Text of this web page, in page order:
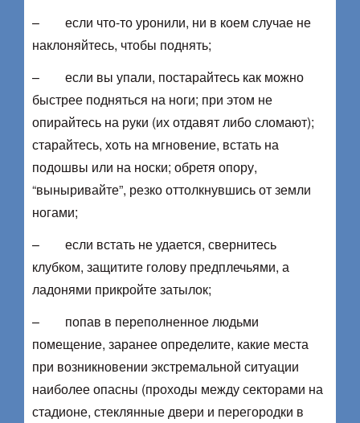
– если что-то уронили, ни в коем случае не
наклоняйтесь, чтобы поднять;
– если вы упали, постарайтесь как можно
быстрее подняться на ноги; при этом не
опирайтесь на руки (их отдавят либо сломают);
старайтесь, хоть на мгновение, встать на
подошвы или на носки; обретя опору,
“выныривайте”, резко оттолкнувшись от земли
ногами;
– если встать не удается, свернитесь
клубком, защитите голову предплечьями, а
ладонями прикройте затылок;
– попав в переполненное людьми
помещение, заранее определите, какие места
при возникновении экстремальной ситуации
наиболее опасны (проходы между секторами на
стадионе, стеклянные двери и перегородки в